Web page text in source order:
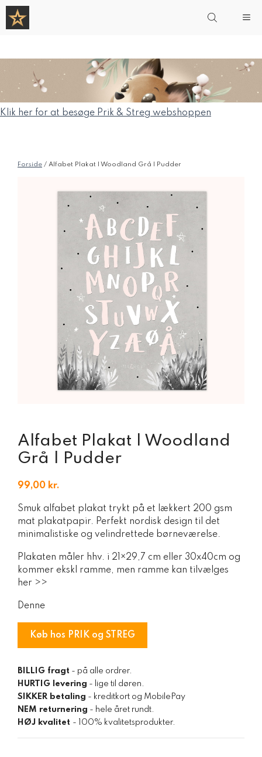
Hop
indhold
Klik her for at besøge Prik & Streg webshoppen
Forside / Alfabet Plakat | Woodland Grå | Pudder
Alfabet Plakat | Woodland
Grå | Pudder
99,00 kr.
Smuk alfabet plakat trykt på et lækkert 200 gsm
mat plakatpapir. Perfekt nordisk design til det
minimalistiske og velindrettede børneværelse.
Plakaten måler hhv. i 21×29,7 cm eller 30x40cm og
kommer ekskl ramme, men ramme kan tilvælges
her >>
Denne
Køb hos PRIK og STREG
BILLIG fragt - på alle ordrer.
HURTIG levering - lige til døren.
SIKKER betaling - kreditkort og MobilePay
NEM returnering - hele året rundt.
HØJ kvalitet - 100% kvalitetsprodukter.